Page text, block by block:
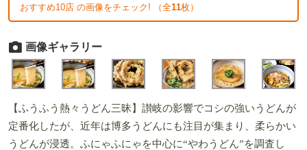
おすすめ10店 の画像をチェック! （全11枚）
画像ギャラリー
【ふうふう熱々うどん三昧】讃岐の影響でコシの強いうどんが
定番化したが、近年は博多うどんにも注目が集まり、柔らかい
うどんが浸透。ふにゃふにゃを中心に“やわうどん”を調査し